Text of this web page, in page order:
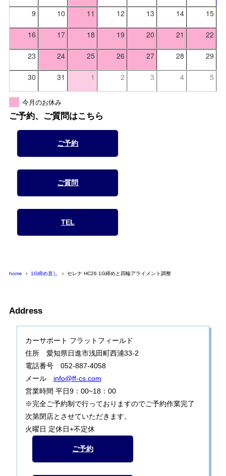
9 10 11 12 13 14 15
16 17 18 19 20 21 22
23 24 25 26 27 28 29
30 31 1 2 3 4 5
今月のお休み
ご予約、ご質問はこちら
ご予約
ご質問
TEL
home 1G締め直し セレナ HC26 1G締めと四輪アライメント調整
Address
カーサポート フラットフィールド
住所 愛知県日進市浅田町西浦33-2
電話番号 052-887-4058
メール info@ff-cs.com
営業時間 平日9：00~18：00
※完全ご予約制で行っておりますのでご予約作業完了
次第閉店とさせていただきます。
火曜日 定休日+不定休
ご予約